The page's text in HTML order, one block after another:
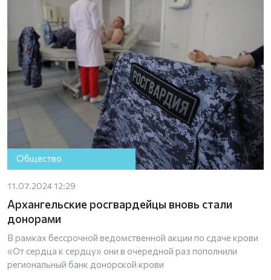
Общество
11.07.2024 12:29
Архангельские росгвардейцы вновь стали
донорами
В рамках бессрочной ведомственной акции по сдаче крови
«От сердца к сердцу» они в очередной раз пополнили
региональный банк донорской крови